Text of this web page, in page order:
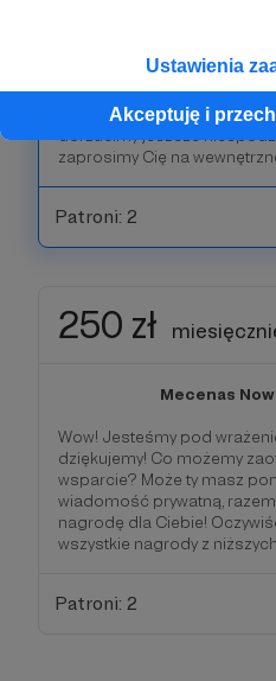
Ustawienia
Akceptuję i
Jesteśmy pod wrażeniem!
wdzięczności chcemy
niższym progu, a do
dorzucimy jeszcze
zaprosimy Cię na
Patroni: 2
250 zł
Mecenas
Wow! Jesteśmy pod
dziękujemy! Co możemy
wsparcie? Może ty masz
wiadomość prywatną,
nagrodę dla Ciebie!
wszystkie nagrody z
Patroni: 2